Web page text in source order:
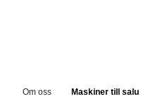
Om oss Maskiner till salu